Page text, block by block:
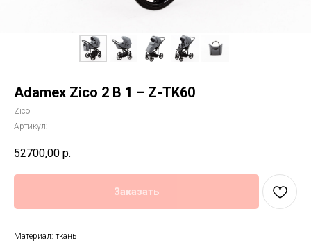
Adamex Zico 2 В 1 – Z-TK60
Zico
Артикул:
52700,00 р.
Заказать
Материал: ткань